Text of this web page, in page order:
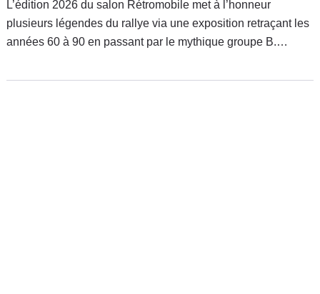
L’édition 2026 du salon Rétromobile met à l’honneur
plusieurs légendes du rallye via une exposition retraçant les
années 60 à 90 en passant par le mythique groupe B.
esprits.